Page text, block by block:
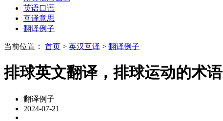
英语口语
互译意思
翻译例子
当前位置： 首页 > 英汉互译 > 翻译例子
排球英文翻译，排球运动的术语
翻译例子
2024-07-21